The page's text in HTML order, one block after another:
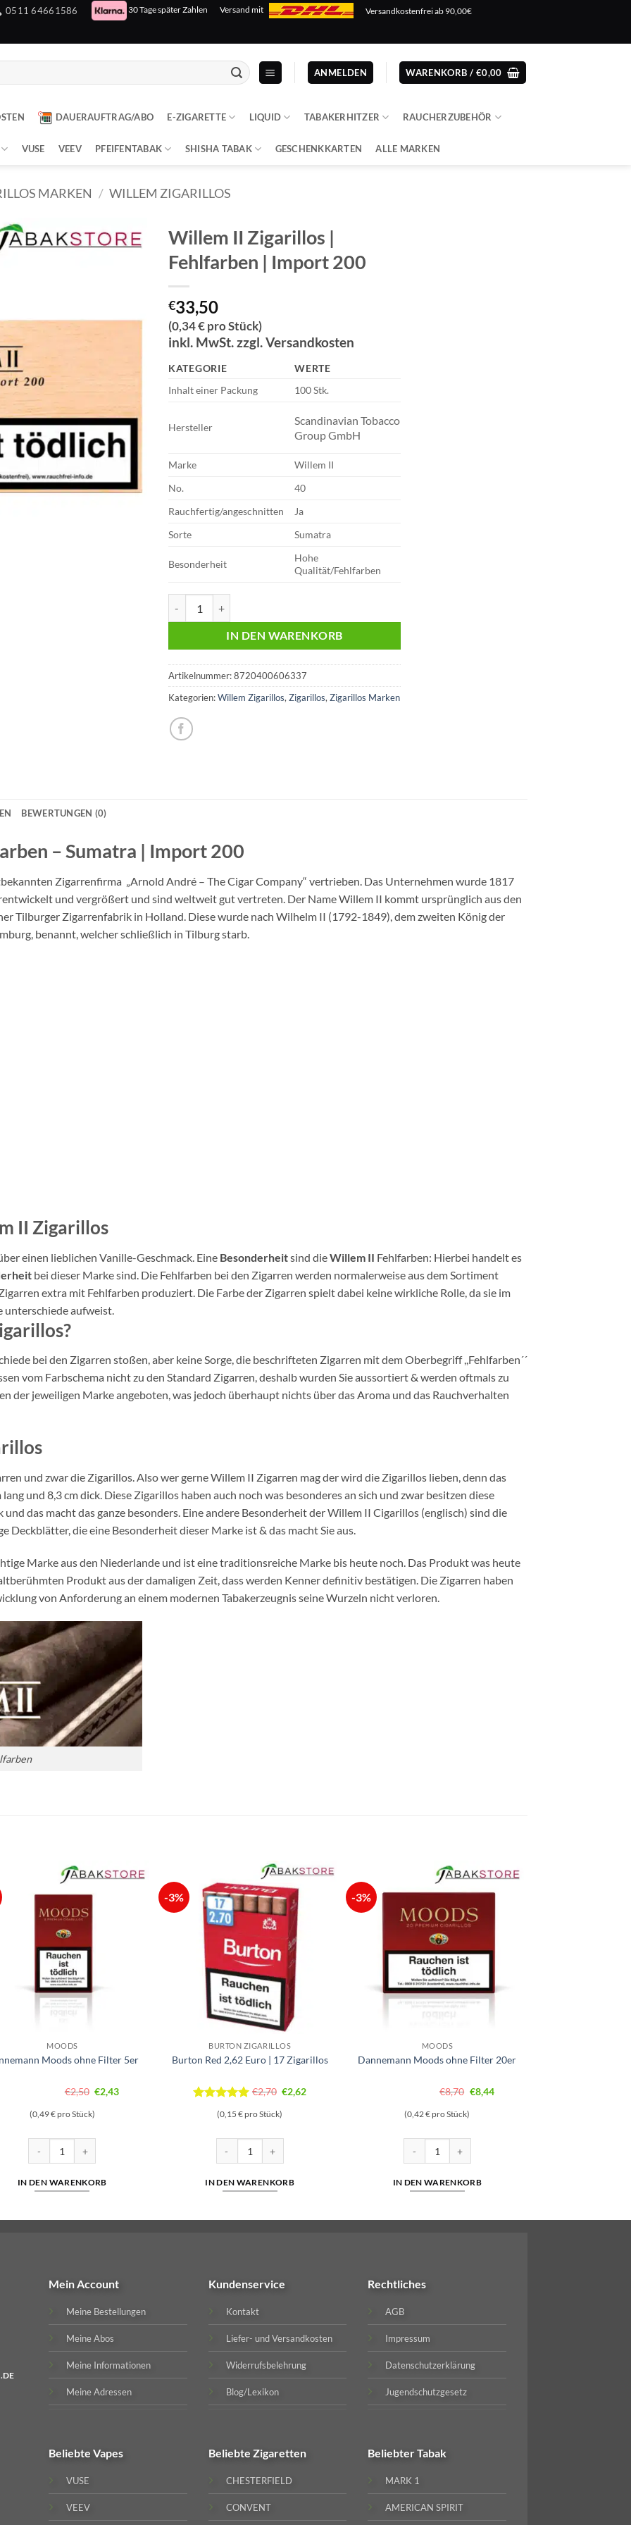
0511 64661586 30 Tage später Zahlen Versand mit Versandkostenfrei ab 90,00€
ANMELDEN WARENKORB / €0,00
DAUERAUFTRAG/ABO E-ZIGARETTE LIQUID TABAKERHITZER RAUCHERZUBEHÖR
VUSE VEEV PFEIFENTABAK SHISHA TABAK GESCHENKKARTEN ALLE MARKEN
MARKEN / WILLEM ZIGARILLOS
Willem II Zigarillos |
Fehlfarben | Import 200
€33,50
(0,34 € pro Stück)
inkl. MwSt. zzgl. Versandkosten
KATEGORIE
WERTE
Inhalt einer Packung
100 Stk.
Hersteller
Scandinavian Tobacco
Group GmbH
Marke
Willem II
No.
40
Rauchfertig/angeschnitten
Ja
Sorte
Sumatra
Besonderheit
Hohe
Qualität/Fehlfarben
IN DEN WARENKORB
Artikelnummer:8720400606337
Kategorien:Willem Zigarillos, Zigarillos, Zigarillos Marken
BEWERTUNGEN (0)
– Sumatra | Import 200
Zigarrenfirma „Arnold André – The Cigar Company“ vertrieben. Das Unternehmen wurde 1817
und vergrößert und sind weltweit gut vertreten. Der Name Willem II kommt ursprünglich aus den
Tilburger Zigarrenfabrik in Holland. Diese wurde nach Wilhelm II (1792-1849), dem zweiten König der
benannt, welcher schließlich in Tilburg starb.
II Zigarillos
einen lieblichen Vanille-Geschmack. Eine Besonderheitsind dieWillem II Fehlfarben: Hierbei handelt es
bei dieser Marke sind. Die Fehlfarben bei den Zigarren werden normalerweise aus dem Sortiment
extra mit Fehlfarben produziert. Die Farbe der Zigarren spielt dabei keine wirkliche Rolle, da sie im
unterschiede aufweist.
bei den Zigarren stoßen, aber keine Sorge, die beschrifteten Zigarren mit dem Oberbegriff ,,Fehlfarben´´
vom Farbschema nicht zu den Standard Zigarren, deshalb wurden Sie aussortiert & werden oftmals zu
der jeweiligen Marke angeboten, was jedoch überhaupt nichts über das Aroma und das Rauchverhalten
und zwar die Zigarillos. Also wer gerne Willem II Zigarren mag der wird die Zigarillos lieben, denn das
und 8,3 cm dick. Diese Zigarillos haben auch noch was besonderes an sich und zwar besitzen diese
das macht das ganze besonders. Eine andere Besonderheit der Willem II Cigarillos (englisch) sind die
Deckblätter, die eine Besonderheit dieser Marke ist & das macht Sie aus.
Marke aus den Niederlande und ist eine traditionsreiche Marke bis heute noch. Das Produkt was heute
Produkt aus der damaligen Zeit, dass werden Kenner definitiv bestätigen. Die Zigarren haben
von Anforderung an einem modernen Tabakerzeugnis seine Wurzeln nicht verloren.
MOODS
Moods ohne Filter 5er
€2,50 Ursprünglicher
war:
€2,50
€2,43Aktueller
(0,49 € pro Stück)
IN DEN WARENKORB
-3%
BURTON ZIGARILLOS
Burton Red 2,62 Euro | 17 Zigarillos
Bewertet
5von
€2,70 Ursprünglicher
war:
€2,70
€2,62Aktueller
(0,15 € pro Stück)
IN DEN WARENKORB
-3%
MOODS
Dannemann Moods ohne Filter 20er
€8,70 Ursprünglicher
war:
€8,70
€8,44Aktueller
(0,42 € pro Stück)
IN DEN WARENKORB
Mein Account
Meine Bestellungen
Meine Abos
Meine Informationen
Meine Adressen
Kundenservice
Kontakt
Liefer- und Versandkosten
Widerrufsbelehrung
Blog/Lexikon
Rechtliches
AGB
Impressum
Datenschutzerklärung
Jugendschutzgesetz
BeliebteVapes
VUSE
VEEV
Beliebte Zigaretten
CHESTERFIELD
CONVENT
BeliebterTabak
MARK 1
AMERICAN SPIRIT